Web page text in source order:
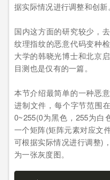
据实际情况进行调整和创新。
国内这方面的研究较少，
纹理指纹的恶意代码变种
大学的韩晓光博士和北京
目测也是仅有的一篇。
本节介绍最简单的一种恶
进制文件，每个字节范围
0~255(0为黑色，255为白
一个矩阵(矩阵元素对应文
可根据实际情况进行调整)
为一张灰度图。